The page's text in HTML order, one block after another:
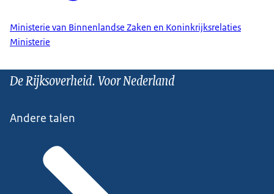
Ministerie van Binnenlandse Zaken en Koninkrijksrelaties
Ministerie
De Rijksoverheid. Voor Nederland
Andere talen